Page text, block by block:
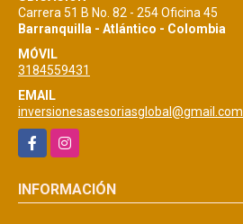
Carrera 51 B No. 82 - 254 Oficina 45
Barranquilla - Atlántico - Colombia
MÓVIL
3184559431
EMAIL
inversionesasesoriasglobal@gmail.com
FacebookInstagram
INFORMACIÓN